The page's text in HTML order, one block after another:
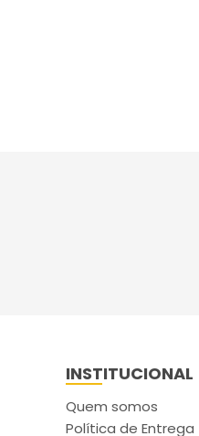
INSTITUCIONAL
Quem somos
Política de Entrega